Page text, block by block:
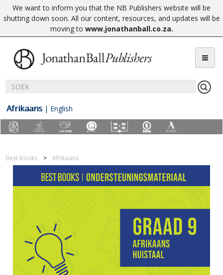
We want to inform you that the NB Publishers website will be
shutting down soon. All our content, resources, and updates will be
moving to www.jonathanball.co.za.
Afrikaans | English
Best Books Afrikaans